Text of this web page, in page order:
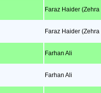
Faraz Haider (Zehra
Faraz Haider (Zehra
Farhan Ali
Farhan Ali